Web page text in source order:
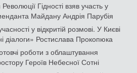
Гідності взяв участь у
Майдану Андрія Парубія
у відкритій розмові. У Києві
діалоги» Ростислава Прокопюка
роботи з облаштування
Героїв Небесної Сотні